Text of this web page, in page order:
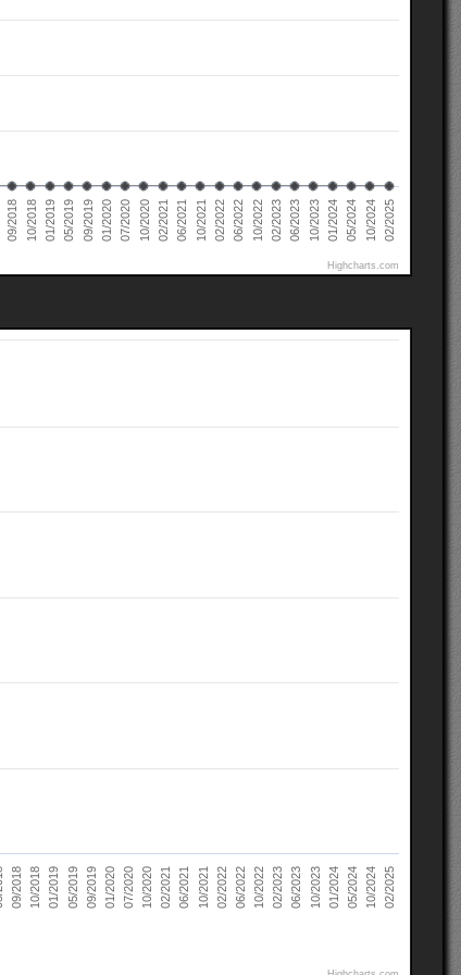
09/2018 10/2018 01/2019 05/2019 09/2019 01/2020 07/2020 10/2020 02/2021 06/2021 10/2021 02/2022 06/2022 10/2022 02/2023 06/2023 10/2023 01/2024 05/2024 10/2024 02/2025
Highcharts.com
09/2018 10/2018 01/2019 05/2019 09/2019 01/2020 07/2020 10/2020 02/2021 06/2021 10/2021 02/2022 06/2022 10/2022 02/2023 06/2023 10/2023 01/2024 05/2024 10/2024 02/2025